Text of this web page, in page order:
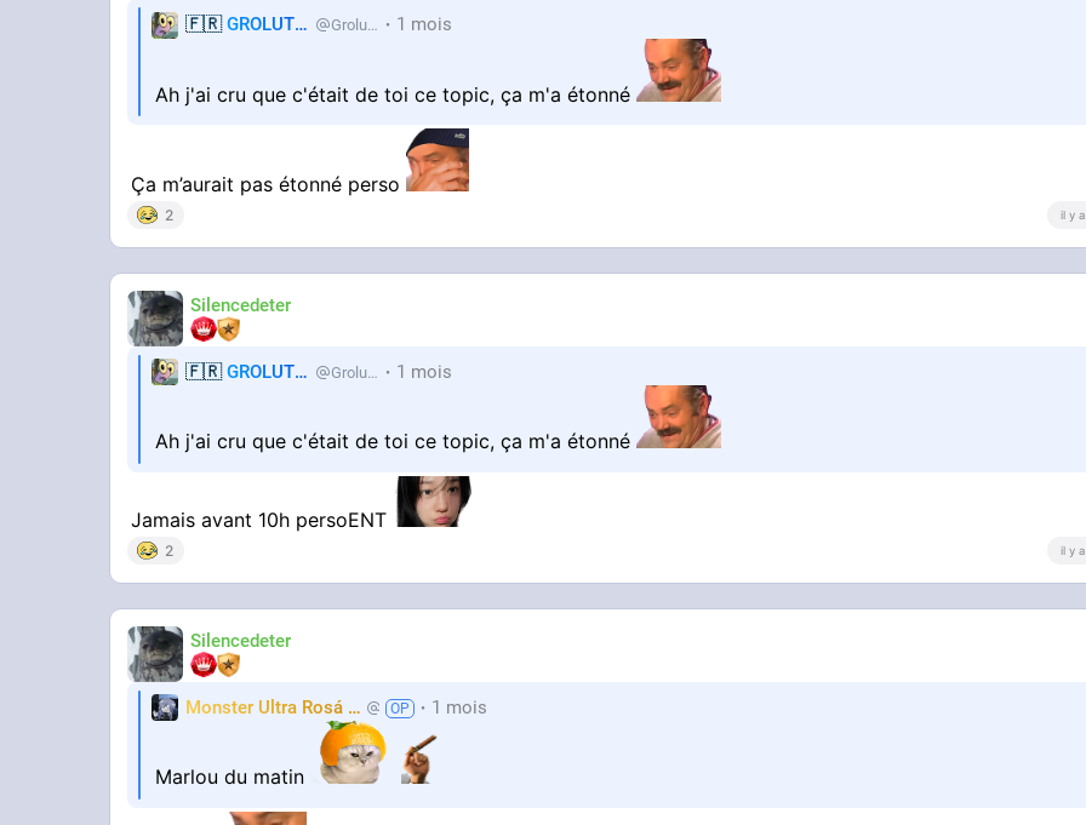
🇫🇷GROLUTES Grolutes 1 mois
Ah j'ai cru que c'était de toi ce topic, ça m'a étonné
Ça m’aurait pas étonné perso
2 il y
Silencedeter
🇫🇷GROLUTES Grolutes 1 mois
Ah j'ai cru que c'était de toi ce topic, ça m'a étonné
Jamais avant 10h persoENT
2 il y
Silencedeter
Monster Ultra Rosá
❤️ KheyFinito1 mois
Marlou du matin